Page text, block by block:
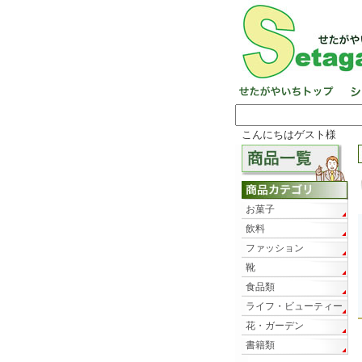
こんにちはゲスト様
お菓子
飲料
ファッション
靴
食品類
ライフ・ビューティー
花・ガーデン
書籍類